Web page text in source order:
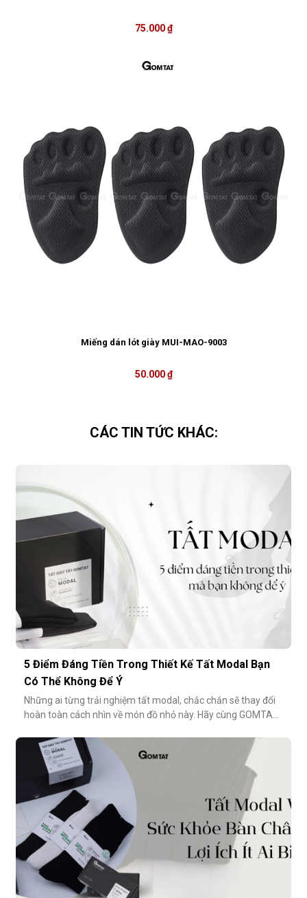
75.000 ₫
Miếng dán lót giày MUI-MAO-9003
50.000 ₫
CÁC TIN TỨC KHÁC:
5 Điểm Đáng Tiền Trong Thiết Kế Tất Modal Bạn
Có Thể Không Để Ý
Những ai từng trải nghiệm tất modal, chắc chắn sẽ thay đổi
hoàn toàn cách nhìn về món đồ nhỏ này. Hãy cùng GOMTAT
modal cao cấp – những điều có thể bạn chưa từng để ý
nhưng lại ảnh hưởng rất nhiều đến trải nghiệm hằng
ngày.Chất liệu sợi modalĐiểm